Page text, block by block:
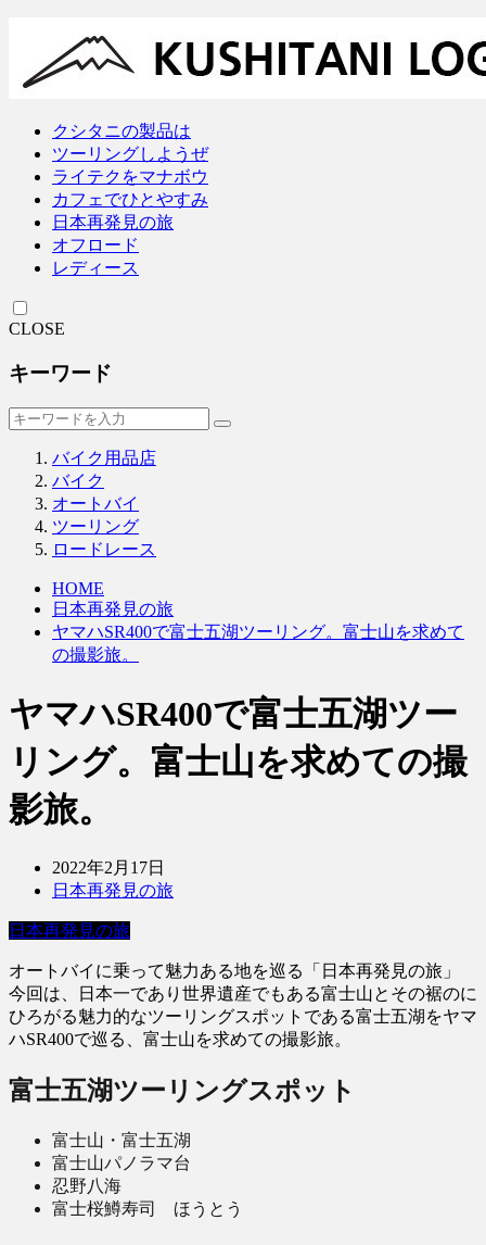
クシタニの製品は
ツーリングしようぜ
ライテクをマナボウ
カフェでひとやすみ
日本再発見の旅
オフロード
レディース
CLOSE
キーワード
バイク用品店
バイク
オートバイ
ツーリング
ロードレース
HOME
日本再発見の旅
ヤマハSR400で富士五湖ツーリング。富士山を求めて
の撮影旅。
ヤマハSR400で富士五湖ツー
リング。富士山を求めての撮
影旅。
2022年2月17日
日本再発見の旅
日本再発見の旅
オートバイに乗って魅力ある地を巡る「日本再発見の旅」
今回は、日本一であり世界遺産でもある富士山とその裾のに
ひろがる魅力的なツーリングスポットである富士五湖をヤマ
ハSR400で巡る、富士山を求めての撮影旅。
富士五湖ツーリングスポット
富士山・富士五湖
富士山パノラマ台
忍野八海
富士桜鱒寿司 ほうとう